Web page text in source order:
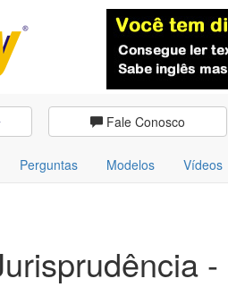
Fale Conosco
Perguntas Modelos Vídeos